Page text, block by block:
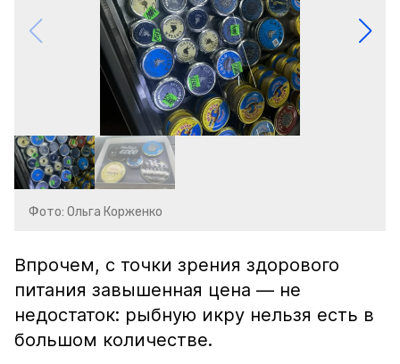
Фото: Ольга Корженко
Впрочем, с точки зрения здорового
питания завышенная цена — не
недостаток: рыбную икру нельзя есть в
большом количестве.